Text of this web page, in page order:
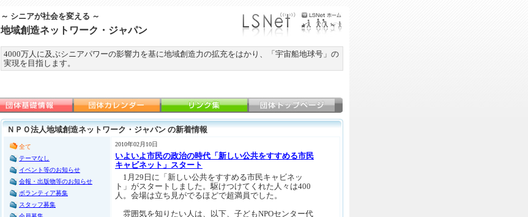
～ シニアが社会を変える ～
地域創造ネットワーク・ジャパン
4000万人に及ぶシニアパワーの影響力を基に地域創造力の拡充をはかり、「宇宙船地球号」の
実現を目指します。
ＮＰＯ法人地域創造ネットワーク・ジャパン の新着情報
全て
テーマなし
イベント等のお知らせ
会報・出版物等のお知らせ
ボランティア募集
スタッフ募集
2010年02月10日
いよいよ市民の政治の時代「新しい公共をすすめる市民
キャビネット」スタート
1月29日に「新しい公共をすすめる市民キャビネッ
ト」がスタートしました。駆けつけてくれた人々は400
人。会場は立ち見がでるほどで超満員でした。
雰囲気を知りたい人は、以下、子どもNPOセンター代